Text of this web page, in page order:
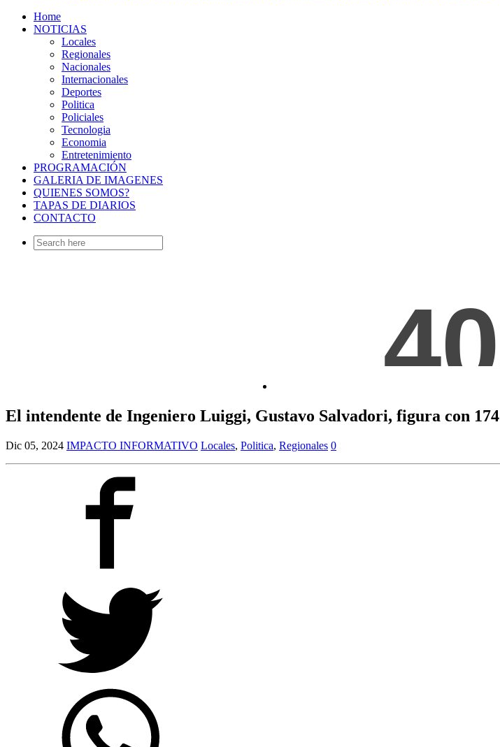
Home
NOTICIAS
Locales
Regionales
Nacionales
Internacionales
Deportes
Politica
Policiales
Tecnologia
Economia
Entretenimiento
PROGRAMACIÓN
GALERIA DE IMAGENES
QUIENES SOMOS?
TAPAS DE DIARIOS
CONTACTO
Search
for:
El intendente de Ingeniero Luiggi, Gustavo Salvadori, figura con
Dic 05, 2024 IMPACTO INFORMATIVO Locales, Politica, Regionales 0